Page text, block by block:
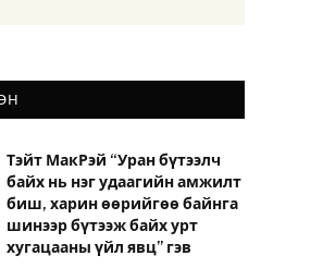
Тэйт МакРэй “Уран бүтээлч
байх нь нэг удаагийн амжилт
биш, харин өөрийгөө байнга
шинээр бүтээж байх урт
хугацааны үйл явц” гэв